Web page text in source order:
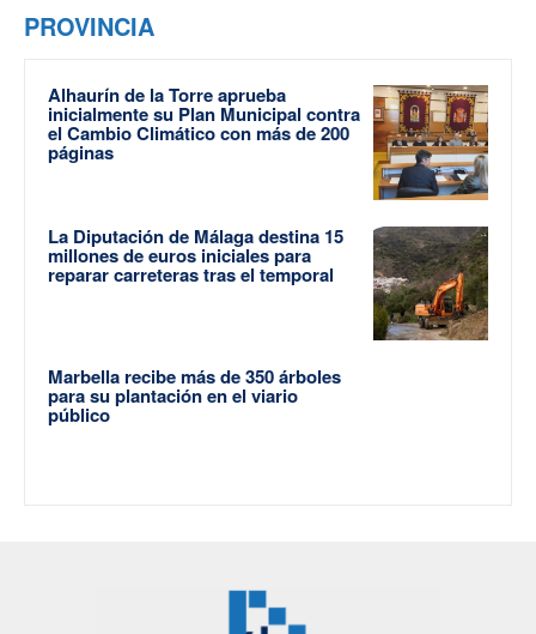
PROVINCIA
Alhaurín de la Torre aprueba
inicialmente su Plan Municipal contra
el Cambio Climático con más de 200
páginas
La Diputación de Málaga destina 15
millones de euros iniciales para
reparar carreteras tras el temporal
Marbella recibe más de 350 árboles
para su plantación en el viario
público